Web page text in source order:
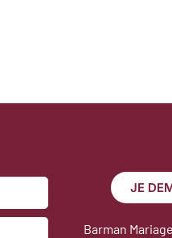
JE
Barman